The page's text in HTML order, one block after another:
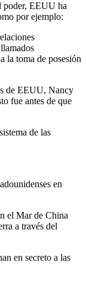
poder, EEUU ha
por ejemplo:
la toma de posesión
de EEUU, Nancy
fue antes de que
de las
en
el Mar de China
a través del
en secreto a las